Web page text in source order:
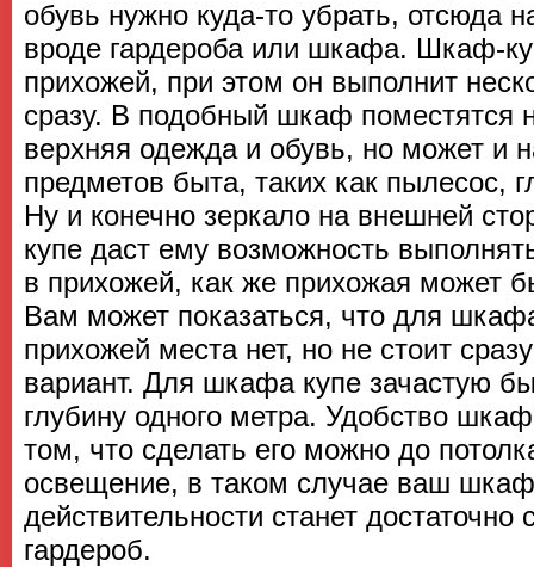
обувь нужно куда-то убрать, отсюда
вроде гардероба или шкафа. Шкаф-
прихожей, при этом он выполнит
сразу. В подобный шкаф поместятся
верхняя одежда и обувь, но может и
предметов быта, таких как пылесос,
Ну и конечно зеркало на внешней
купе даст ему возможность
в прихожей, как же прихожая может
Вам может показаться, что для
прихожей места нет, но не стоит
вариант. Для шкафа купе зачастую
глубину одного метра. Удобство
том, что сделать его можно до
освещение, в таком случае ваш
действительности станет
гардероб.